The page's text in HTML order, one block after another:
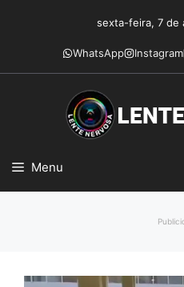
conteúdo
sexta-feira, 7 de
WhatsApp Instagram
Menu